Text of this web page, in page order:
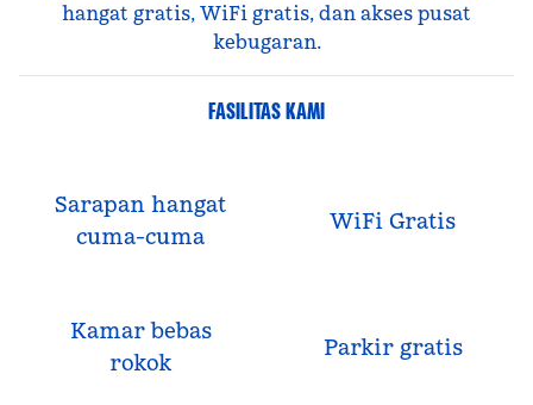
hangat gratis, WiFi gratis, dan akses pusat
kebugaran.
FASILITAS KAMI
Sarapan hangat
cuma-cuma
WiFi Gratis
Kamar bebas
rokok
Parkir gratis